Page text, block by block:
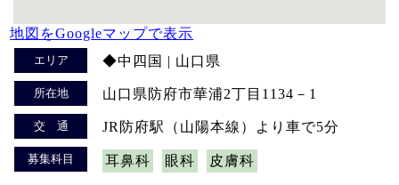
地図をGoogleマップで表示
エリア ◆中四国 | 山口県
所在地 山口県防府市華浦2丁目1134－1
交 通 JR防府駅（山陽本線）より車で5分
募集科目 耳鼻科 眼科 皮膚科